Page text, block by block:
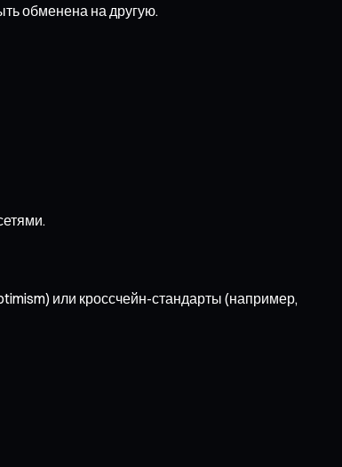
обменена на другую.
или кроссчейн-стандарты (например,